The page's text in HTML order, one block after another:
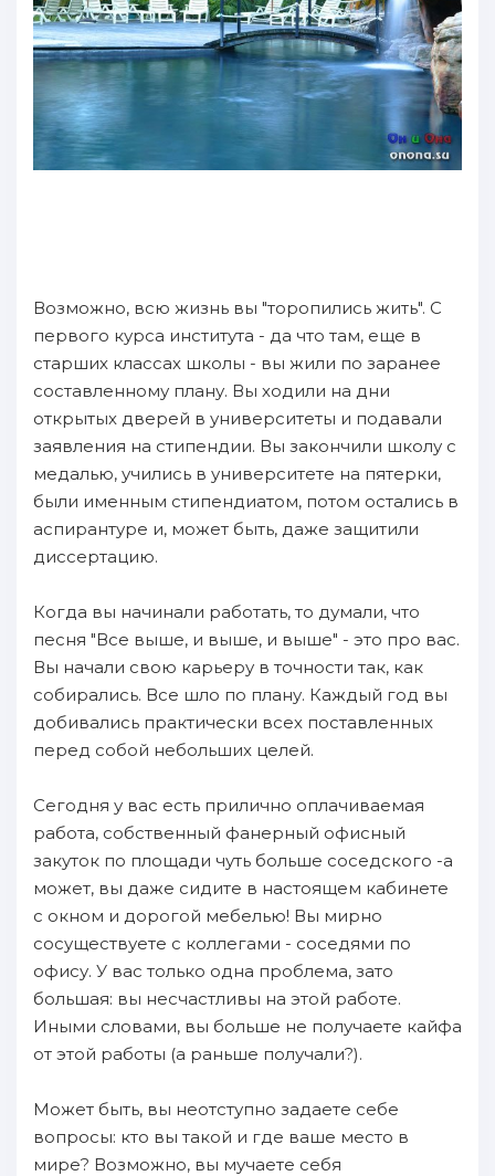
Возможно, всю жизнь вы "торопились жить". С
первого курса института - да что там, еще в
старших классах школы - вы жили по заранее
составленному плану. Вы ходили на дни
открытых дверей в университеты и подавали
заявления на стипендии. Вы закончили школу с
медалью, учились в университете на пятерки,
были именным стипендиатом, потом остались в
аспирантуре и, может быть, даже защитили
диссертацию.
Когда вы начинали работать, то думали, что
песня "Все выше, и выше, и выше" - это про вас.
Вы начали свою карьеру в точности так, как
собирались. Все шло по плану. Каждый год вы
добивались практически всех поставленных
перед собой небольших целей.
Сегодня у вас есть прилично оплачиваемая
работа, собственный фанерный офисный
закуток по площади чуть больше соседского -а
может, вы даже сидите в настоящем кабинете
с окном и дорогой мебелью! Вы мирно
сосуществуете с коллегами - соседями по
офису. У вас только одна проблема, зато
большая: вы несчастливы на этой работе.
Иными словами, вы больше не получаете кайфа
от этой работы (а раньше получали?).
Может быть, вы неотступно задаете себе
вопросы: кто вы такой и где ваше место в
мире? Возможно, вы мучаете себя